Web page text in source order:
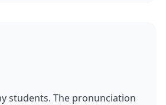
students. The pronunciation